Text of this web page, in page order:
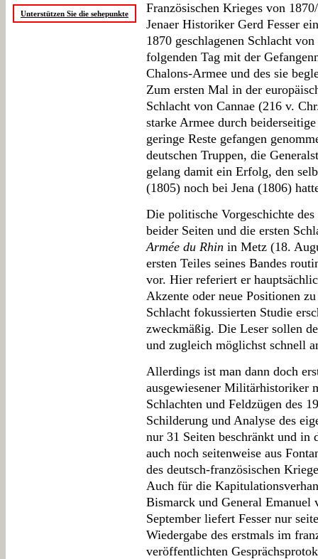
Unterstützen Sie die sehepunkte
Französischen Krieges von
Jenaer Historiker Gerd Fesser
1870 geschlagenen Schlacht
folgenden Tag mit der
Chalons-Armee und des sie
Zum ersten Mal in der
Schlacht von Cannae (216 v.
starke Armee durch
geringe Reste gefangen
deutschen Truppen, die
gelang damit ein Erfolg, den
(1805) noch bei Jena (1806)
Die politische Vorgeschichte
beider Seiten und die ersten
Armée du Rhin in Metz (18.
ersten Teiles seines Bandes
vor. Hier referiert er
Akzente oder neue Positionen
Schlacht fokussierten Studie
zweckmäßig. Die Leser sollen
und zugleich möglichst schnell
Allerdings ist man dann doch
ausgewiesener Militärhistoriker
Schlachten und Feldzügen des
Schilderung und Analyse des
nur 31 Seiten beschränkt und in
auch noch seitenweise aus
des deutsch-französischen
Auch für die
Bismarck und General
September liefert Fesser nur
Wiedergabe des erstmals im
veröffentlichten